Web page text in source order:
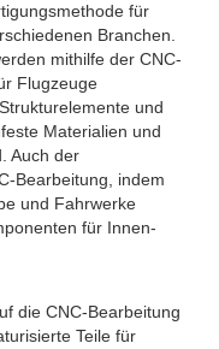
für
Branchen.
mithilfe der CNC-
Flugzeuge
und
Materialien und
Auch der
Bearbeitung, indem
und Fahrwerke
für Innen-
die CNC-Bearbeitung
Teile für